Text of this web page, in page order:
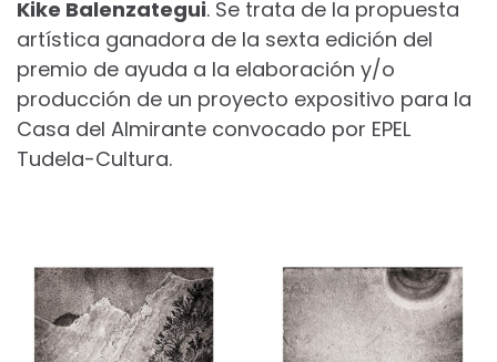
Kike Balenzategui. Se trata de la propuesta
artística ganadora de la sexta edición del
premio de ayuda a la elaboración y/o
producción de un proyecto expositivo para la
Casa del Almirante convocado por EPEL
Tudela-Cultura.